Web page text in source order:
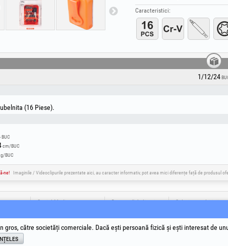
Caracteristici:
1/12/24
(16 Piese).
BUC
cm/BUC
BUC
ne! Imaginile / Videoclipurile prezentate aici, au caracter informativ, pot avea mici diferențe față de produsul
Social Media Descarcă Aplicația Soluționare Litigii
gros, către societăți comerciale. Dacă ești persoană fizică și ești interesat de